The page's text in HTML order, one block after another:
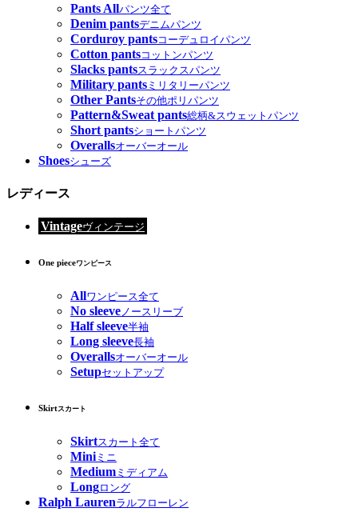
Pants Allパンツ全て
Denim pantsデニムパンツ
Corduroy pantsコーデュロイパンツ
Cotton pantsコットンパンツ
Slacks pantsスラックスパンツ
Military pants ミリタリーパンツ
Other Pantsその他ポリパンツ
Pattern&Sweat pants総柄&スウェットパンツ
Short pantsショートパンツ
Overallsオーバーオール
Shoesシューズ
レディース
Vintageヴィンテージ
One pieceワンピース
Allワンピース全て
No sleeveノースリーブ
Half sleeve半袖
Long sleeve長袖
Overallsオーバーオール
Setupセットアップ
Skirtスカート
Skirtスカート全て
Miniミニ
Medium ミディアム
Longロング
Ralph Laurenラルフローレン